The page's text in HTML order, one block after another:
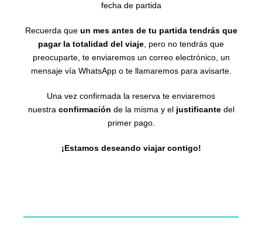
fecha de partida
Recuerda que un mes antes de tu partida tendrás que
pagar la totalidad del viaje , pero no tendrás que
preocuparte, te enviaremos un correo electrónico, un
mensaje vía WhatsApp o te llamaremos para avisarte.
Una vez confirmada la reserva te enviaremos
nuestra confirmación de la misma y el justificantedel
primer pago.
¡Estamos deseando viajar contigo!